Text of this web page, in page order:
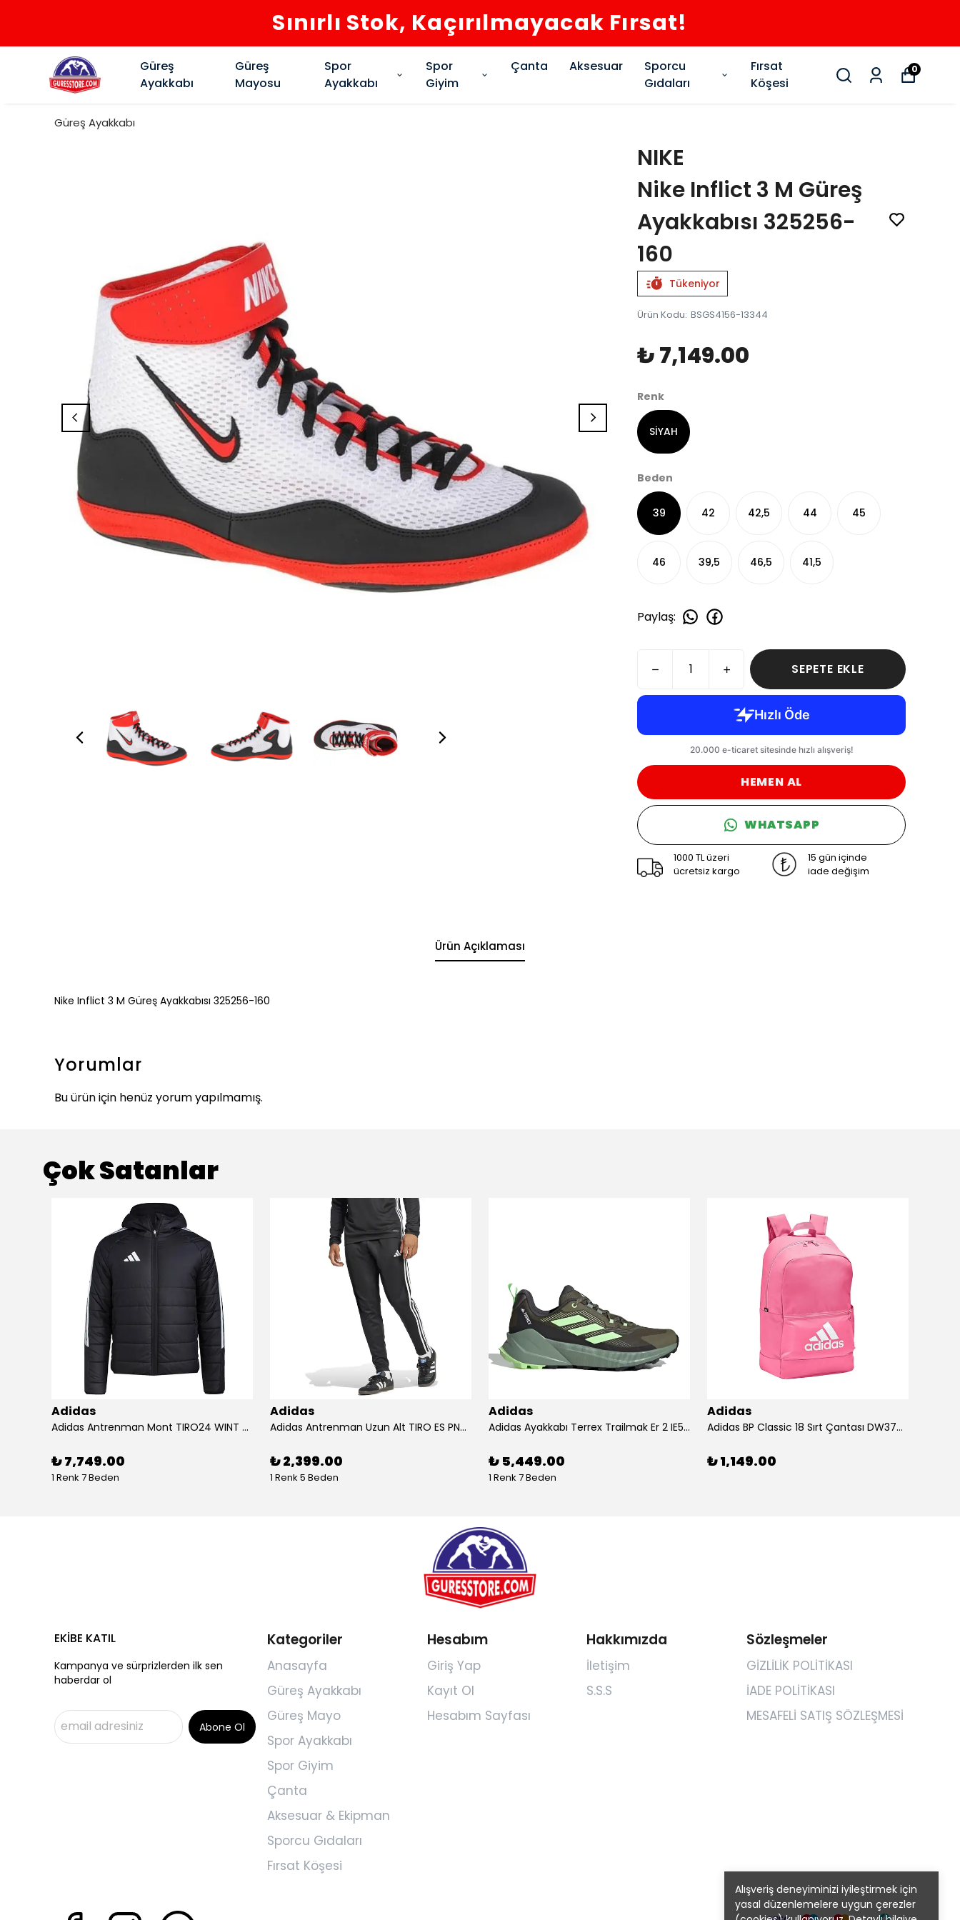
Sınırlı Stok, Kaçırılmayacak Fırsat!
Güreş
Ayakkabı
Güreş
Mayosu
Spor
Ayakkabı
Spor
Giyim
Çanta Aksesuar
Sporcu
Gıdaları
Fırsat
Köşesi
0
Alışveriş deneyiminizi iyileştirmek için
yasal düzenlemelere uygun çerezler
Güreş Ayakkabı
NIKE
Nike Inflict 3 M Güreş
Ayakkabısı 325256-
160
Tükeniyor
Ürün Kodu: BSGS4156-13344
₺ 7,149.00
Renk
SİYAH
Beden
39 42 42,5 44 45
46 39,5 46,5 41,5
Paylaş:
SEPETE EKLE
HEMEN AL
WHATSAPP
1000 TL üzeri
ücretsiz kargo
15 gün içinde
iade değişim
Ürün Açıklaması
Nike Inflict 3 M Güreş Ayakkabısı 325256-160
Yorumlar
Bu ürün için henüz yorum yapılmamış.
Çok Satanlar
Adidas
Adidas Antrenman Mont TIRO24 WINT JKT IJ7388
₺ 7,749.00
1 Renk 7 Beden
Adidas
Adidas Antrenman Uzun Alt TIRO ES PNT JD0442
₺ 2,399.00
1 Renk 5 Beden
Adidas
Adidas Ayakkabı Terrex Trailmak Er 2 IE5146
₺ 5,449.00
1 Renk 7 Beden
Adidas
Adidas BP Classic 18 Sırt Çantası DW3709
₺ 1,149.00
Kategoriler
Anasayfa
Güreş Ayakkabı
Güreş Mayo
Spor Ayakkabı
Spor Giyim
Çanta
Aksesuar & Ekipman
Sporcu Gıdaları
Fırsat Köşesi
Hesabım
Giriş Yap
Kayıt Ol
Hesabım Sayfası
Hakkımızda
İletişim
S.S.S
Sözleşmeler
GİZLİLİK POLİTİKASI
İADE POLİTİKASI
MESAFELİ SATIŞ SÖZLEŞMESİ
EKİBE KATIL
Kampanya ve sürprizlerden ilk sen
haberdar ol
Abone Ol